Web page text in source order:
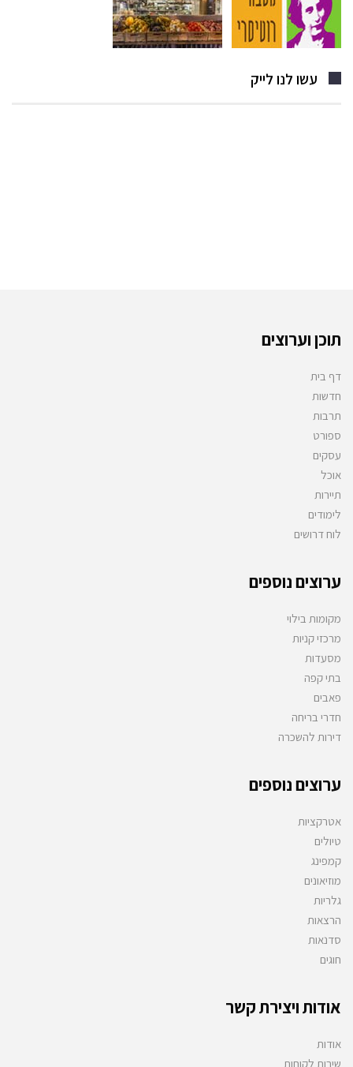
עשו לנו לייק
תוכן וערוצים
דף בית
חדשות
תרבות
ספורט
עסקים
אוכל
תיירות
לימודים
לוח דרושים
ערוצים נוספים
מקומות בילוי
מרכזי קניות
מסעדות
בתי קפה
פאבים
חדרי בריחה
דירות להשכרה
ערוצים נוספים
אטרקציות
טיולים
קמפינג
מוזיאונים
גלריות
הרצאות
סדנאות
חוגים
אודות ויצירת קשר
אודות
שירות לקוחות